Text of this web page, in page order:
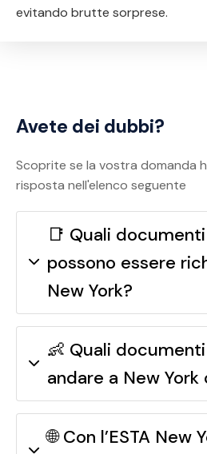
evitando brutte sorprese.
Avete dei dubbi?
Scoprite se la vostra domanda
risposta nell'elenco seguente
📑 Quali
possono essere
New York?
👶 Quali
andare a New
🌐 Con l’ESTA New